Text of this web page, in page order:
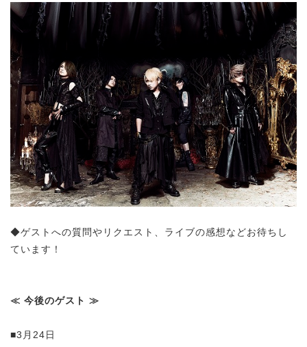
◆ゲストへの質問やリクエスト、ライブの感想などお待ちし
ています！
≪ 今後のゲスト ≫
■3月24日